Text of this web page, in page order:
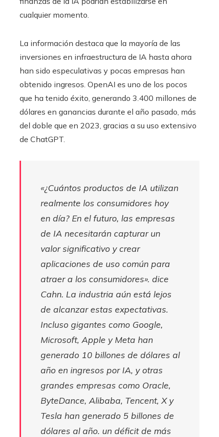
cualquier momento.
La información destaca que la mayoría de las
inversiones en infraestructura de IA hasta ahora
han sido especulativas y pocas empresas han
obtenido ingresos. OpenAI es uno de los pocos
que ha tenido éxito, generando 3.400 millones de
dólares en ganancias durante el año pasado, más
del doble que en 2023, gracias a su uso extensivo
de ChatGPT.
«¿Cuántos productos de IA utilizan
realmente los consumidores hoy
en día? En el futuro, las empresas
de IA necesitarán capturar un
valor significativo y crear
aplicaciones de uso común para
atraer a los consumidores». dice
Cahn. La industria aún está lejos
de alcanzar estas expectativas.
Incluso gigantes como Google,
Microsoft, Apple y Meta han
generado 10 billones de dólares al
año en ingresos por IA, y otras
grandes empresas como Oracle,
ByteDance, Alibaba, Tencent, X y
Tesla han generado 5 billones de
dólares al año. un déficit de más